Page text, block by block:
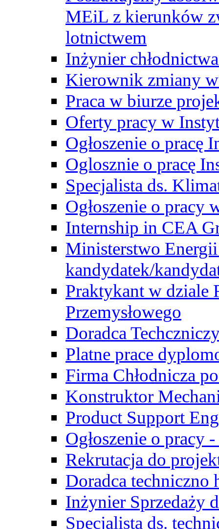
MEiL z kierunków
lotnictwem
Inżynier
Kierownik zmiany
Praca w biurze
Oferty pracy w
Ogłoszenie o pracę
Oglosznie o pracę
Specjalista ds.
Ogłoszenie o pracy
Internship in CEA
Ministerstwo
kandydatek/
Praktykant w dziale
Przemysłowego
Doradca
Platne prace
Firma Chłodnicza
Konstruktor
Product Support
Ogłoszenie o pracy
Rekrutacja do
Doradca techniczno
Inżynier Sprzedaży
Specjalista ds.